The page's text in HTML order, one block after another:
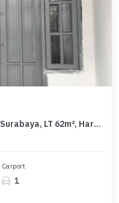
Rumah Minimalis di Area Benowo, Surabaya, LT 62m², Harga 350 Juta
Carport
1